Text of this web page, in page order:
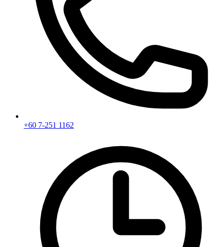
+60 7-251 1162